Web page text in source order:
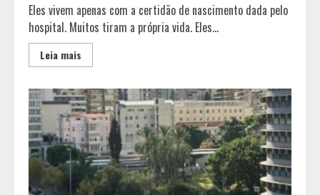
Eles vivem apenas com a certidão de nascimento dada pelo
hospital. Muitos tiram a própria vida. Eles...
Leia mais